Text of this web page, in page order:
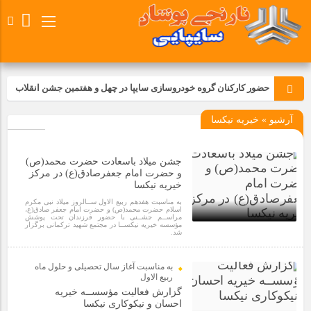
حضور کارکنان گروه خودروسازی سایپا در چهل و هفتمین جشن انقلاب
تجدید بیعت کارکنان شرکت پارس خودرو با آرمان های رهبر کبیر و فقید
مسابقات ورزشی در مگاموتوربا استقبال کارکنان برگزار شد
مراسم عزاداری و ذکرمصیبت سالروز شهادت امام محمدتقی(ع) در
شرکت زامیاد
تجربه‌ای میدانی از صنعت برای دانش‌آموزان فنی‌وحرفه‌ای؛ بازدید
دانش‌آموزان از خطوط تولید مگاموتور
آرشیو » خیریه نیکسا
جشن میلاد باسعادت حضرت محمد(ص)
و حضرت امام جعفرصادق(ع) در مرکز
خیریه نیکسا
به مناسبت هفدهم ربیع الاول ســالروز میلاد نبی مکرم
اسلام حضرت محمد(ص) و حضرت امام جعفر صادق(ع،
مراســم جشــنی با حضور فرزندان تحت پوشش
مؤسسه خیریه نیکســا در مجتمع شهید ترکمانی برگزار
شد.
به مناسبت آغاز سال تحصیلی و حلول ماه
ربیع الاول
گزارش فعالیت مؤسســه خیریه
احسان و نیکوکاری نیکسا